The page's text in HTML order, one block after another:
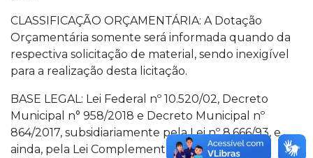
CLASSIFICAÇÃO ORÇAMENTÁRIA: A Dotação
Orçamentária somente será informada quando da
respectiva solicitação de material, sendo inexigível
para a realização desta licitação.
BASE LEGAL: Lei Federal nº 10.520/02, Decreto
Municipal n° 958/2018 e Decreto Municipal nº
864/2017, subsidiariamente pela Lei nº 8.666/93, e
ainda, pela Lei Complementar nº 123/2006,